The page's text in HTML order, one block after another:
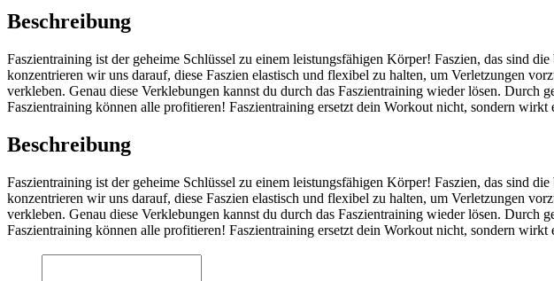
Beschreibung
Faszientraining ist der geheime Schlüssel zu einem leistungsfähigen Körper! Faszien, das sind
konzentrieren wir uns darauf, diese Faszien elastisch und flexibel zu halten, um Verletzungen
verkleben. Genau diese Verklebungen kannst du durch das Faszientraining wieder lösen.
Faszientraining können alle profitieren! Faszientraining ersetzt dein Workout nicht, sondern
Beschreibung
Faszientraining ist der geheime Schlüssel zu einem leistungsfähigen Körper! Faszien, das sind
konzentrieren wir uns darauf, diese Faszien elastisch und flexibel zu halten, um Verletzungen
verkleben. Genau diese Verklebungen kannst du durch das Faszientraining wieder lösen.
Faszientraining können alle profitieren! Faszientraining ersetzt dein Workout nicht, sondern